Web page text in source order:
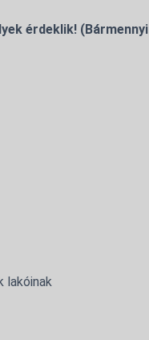
érdeklik! (Bármennyi
lakóinak